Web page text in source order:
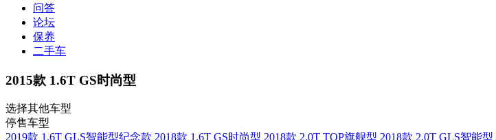
问答
论坛
保养
二手车
2015款 1.6T GS时尚型
选择其他车型
停售车型
2019款 1.6T GLS智能型纪念款 2018款 1.6T GS时尚型 2018款 2.0T TOP旗舰型 2018款 2.0T GLS智能型